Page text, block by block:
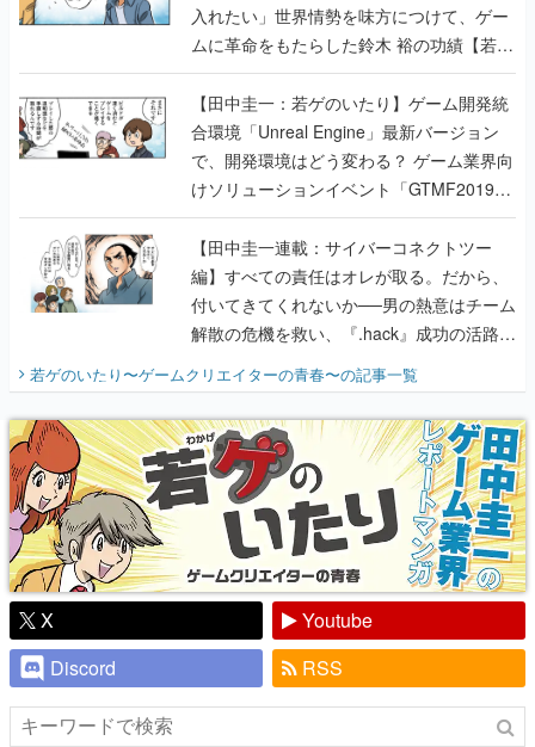
入れたい」世界情勢を味方につけて、ゲー
ムに革命をもたらした鈴木 裕の功績【若ゲ
のいたり】
【田中圭一：若ゲのいたり】ゲーム開発統
合環境「Unreal Engine」最新バージョン
で、開発環境はどう変わる？ ゲーム業界向
けソリューションイベント「GTMF2019」
に行って、より理解を深めよう【PR】
【田中圭一連載：サイバーコネクトツー
編】すべての責任はオレが取る。だから、
付いてきてくれないか──男の熱意はチーム
解散の危機を救い、『.hack』成功の活路を
『少年ジャンプ』色だった【若ゲのいた
り】
若ゲのいたり〜ゲームクリエイターの青春〜の記事一覧
X
Youtube
Discord
RSS